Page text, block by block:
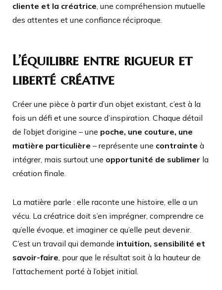
cliente et la créatrice , une compréhension mutuelle
des attentes et une confiance réciproque.
L’équilibre entre rigueur et
liberté créative
Créer une pièce à partir d’un objet existant, c’est à la
fois un défi et une source d’inspiration. Chaque détail
de l’objet d’origine – une poche, une couture, une
matière particulière – représente une contrainte à
intégrer, mais surtout une opportunité de sublimer la
création finale.
La matière parle : elle raconte une histoire, elle a un
vécu. La créatrice doit s’en imprégner, comprendre ce
qu’elle évoque, et imaginer ce qu’elle peut devenir.
C’est un travail qui demande intuition, sensibilité et
savoir-faire , pour que le résultat soit à la hauteur de
l’attachement porté à l’objet initial.